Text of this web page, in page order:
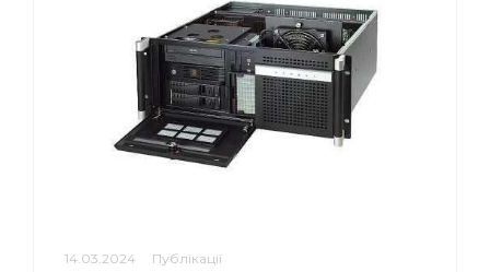
14.03.2024 Публікації